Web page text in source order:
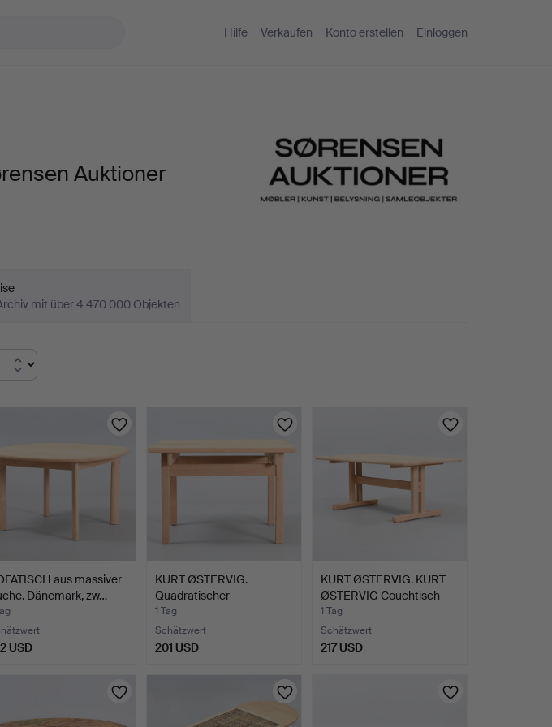
Hilfe Verkaufen Konto erstellen Einloggen
Auktioner
mit über 4 470 000 Objekten
aus massiver
Dänemark, zw…
USD
KURT ØSTERVIG.
Quadratischer
Couchtisch. K…
1 Tag
Schätzwert
201 USD
KURT ØSTERVIG. KURT
ØSTERVIG Couchtisch
au…
1 Tag
Schätzwert
217 USD